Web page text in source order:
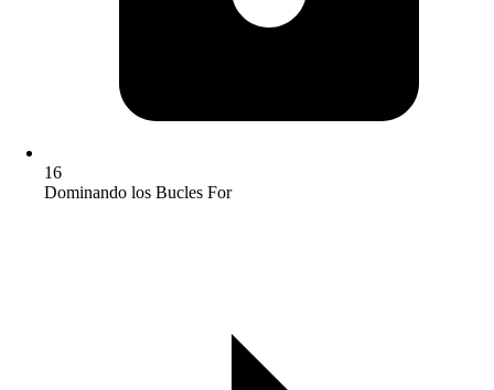
16
Dominando los Bucles For